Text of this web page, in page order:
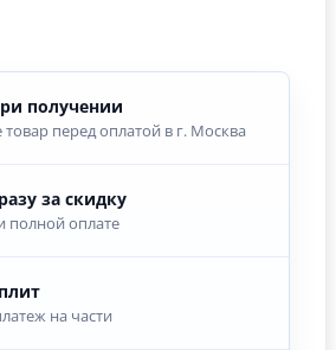
получении
перед оплатой в г. Москва
за скидку
полной оплате
на части